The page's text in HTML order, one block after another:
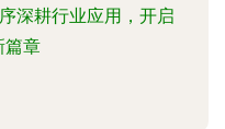
深耕行业应用，开启
篇章